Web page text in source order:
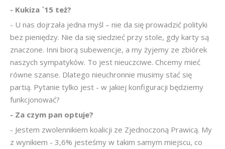
- Kukiza `15 też?
- U nas dojrzała jedna myśl – nie da się prowadzić polityki
bez pieniędzy. Nie da się siedzieć przy stole, gdy karty są
znaczone. Inni biorą subewencje, a my żyjemy ze zbiórek
naszych sympatyków. To jest nieuczciwe. Chcemy mieć
równe szanse. Dlatego nieuchronnie musimy stać się
partią. Pytanie tylko jest - w jakiej konfiguracji będziemy
funkcjonować?
- Za czym pan optuje?
- Jestem zwolennikiem koalicji ze Zjednoczoną Prawicą. My
z wynikiem - 3,6% jesteśmy w takim samym miejscu, co